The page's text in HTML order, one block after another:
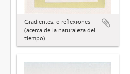
Gradientes, o reflexiones
(acerca de la naturaleza del
tiempo)